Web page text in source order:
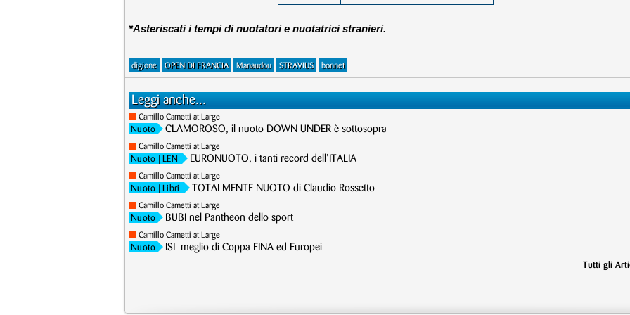
*Asteriscati i tempi di nuotatori e nuotatrici stranieri.
digione OPEN DI FRANCIA Manaudou STRAVIUS bonnet
Leggi anche...
Camillo Cametti at Large
Nuoto CLAMOROSO, il nuoto DOWN UNDER è sottosopra
Camillo Cametti at Large
Nuoto | LEN EURONUOTO, i tanti record dell’ITALIA
Camillo Cametti at Large
Nuoto | Libri TOTALMENTE NUOTO di Claudio Rossetto
Camillo Cametti at Large
Nuoto BUBI nel Pantheon dello sport
Camillo Cametti at Large
Nuoto ISL meglio di Coppa FINA ed Europei
Tutti gli